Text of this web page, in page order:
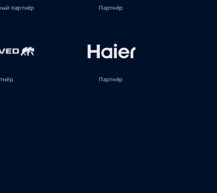
партнёр Партнёр
Партнёр